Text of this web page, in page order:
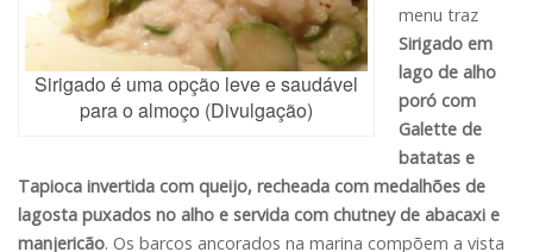
Sirigado é uma opção leve e saudável
para o almoço (Divulgação)
menu traz
Sirigado em
lago de alho
poró com
Galette de
batatas e
Tapioca invertida com queijo, recheada com medalhões de
lagosta puxados no alho e servida com chutney de abacaxi e
manjericão. Os barcos ancorados na marina compõem a vista